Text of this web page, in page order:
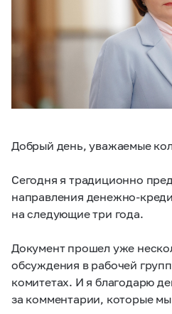
Добрый день, уважаемые
Сегодня я традиционно
направления денежно-
на следующие три года.
Документ прошел уже
обсуждения в рабочей
комитетах. И я благодарю
за комментарии, которые